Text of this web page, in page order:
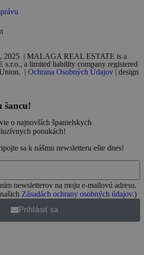
| MALAGA REAL ESTATE is a
a limited liability company registered
| Ochrana Osobných Údajov | design
šancu!
o najnovších španielskych
ponukách!
sa k nášmu newsletteru ešte dnes!
newsletterov na moju e-mailovú adresu.
Zásadách ochrany osobných údajov.)
Prihlásiť sa